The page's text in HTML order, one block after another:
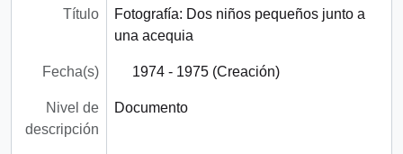
Título
Fotografía: Dos niños pequeños junto a
una acequia
Fecha(s) 1974 - 1975 (Creación)
Nivel de
descripción
Documento